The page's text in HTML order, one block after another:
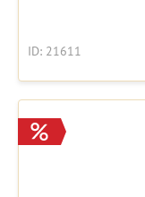
ID: 21611